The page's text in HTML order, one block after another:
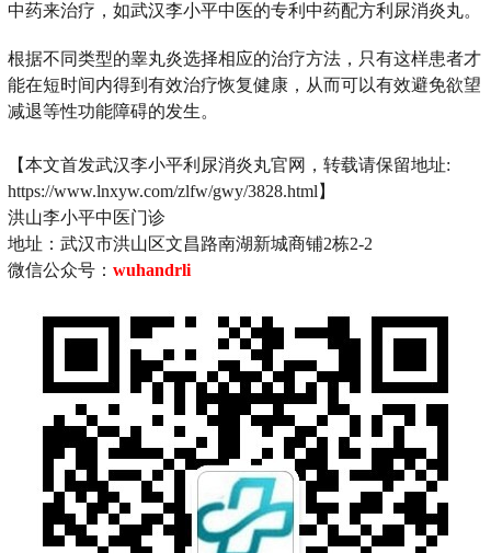
中药来治疗，如武汉李小平中医的专利中药配方利尿消炎丸。
根据不同类型的睾丸炎选择相应的治疗方法，只有这样患者才
能在短时间内得到有效治疗恢复健康，从而可以有效避免欲望
减退等性功能障碍的发生。
【本文首发武汉李小平利尿消炎丸官网，转载请保留地址:
https://www.lnxyw.com/zlfw/gwy/3828.html】
洪山李小平中医门诊
地址：武汉市洪山区文昌路南湖新城商铺2栋2-2
微信公众号： wuhandrli